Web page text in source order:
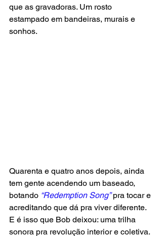
que as gravadoras. Um rosto
estampado em bandeiras, murais e
sonhos.
Quarenta e quatro anos depois, ainda
tem gente acendendo um baseado,
botando “Redemption Song” pra tocar e
acreditando que dá pra viver diferente.
E é isso que Bob deixou: uma trilha
sonora pra revolução interior e coletiva.